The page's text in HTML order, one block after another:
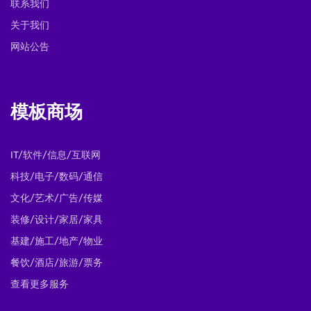
联系我们
关于我们
网站公告
模板商场
IT/软件/信息/互联网
科技/电子/数码/通信
文化/艺术/广告/传媒
装修/设计/家居/家具
基建/施工/地产/物业
餐饮/酒店/旅游/票务
查看更多服务